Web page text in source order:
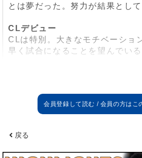
とは夢だった。努力が結果として
CLデビュー
CLは特別。大きなモチベーショ
早く試合になることを望んでいる
えはもっとサッカーを頑張るだ
今は多くの試合に出ているしサ
クリスティアーノの批判
彼を大きくリスペクトしている
戻る